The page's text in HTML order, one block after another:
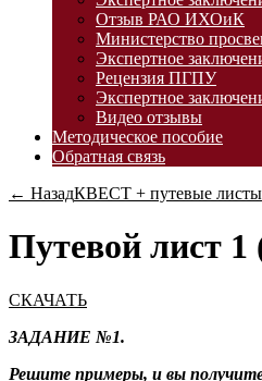
Отзыв РАО ИХОиК
Министерство
Экспертное
Рецензия ПГПУ
Экспертное
Видео отзывы
Методическое пособие
Обратная связь
← НазадКВЕСТ + путевые листы
Путевой лист 1
СКАЧАТЬ
ЗАДАНИЕ №1.
Решите примеры, и вы получите